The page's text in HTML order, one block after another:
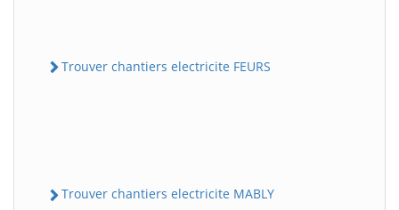
Trouver chantiers electricite FEURS
Trouver chantiers electricite MABLY